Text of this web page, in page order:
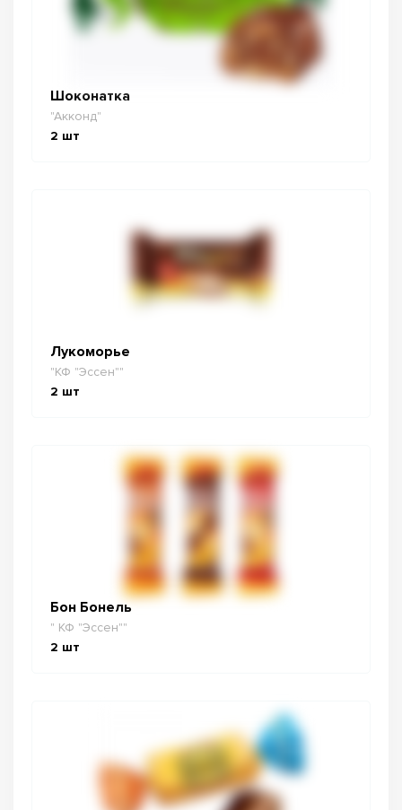
Шоконатка
"Акконд"
2 шт
Лукоморье
"КФ "Эссен""
2 шт
Бон Бонель
" КФ "Эссен""
2 шт